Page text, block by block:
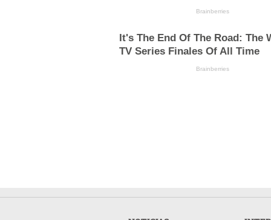
Brainberries
It's The End Of The Road: The
TV Series Finales Of All Time
Brainberries